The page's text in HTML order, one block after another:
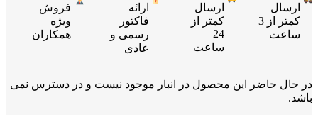
ارسال
کمتر از 3
ساعت
ارسال
کمتر از
24
ساعت
ارائه
فاکتور
رسمی و
عادی
فروش
ویژه
همکاران
در حال حاضر این محصول در انبار موجود نیست و در دسترس نمی
باشد.